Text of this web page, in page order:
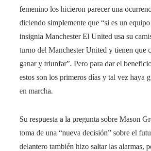
femenino los hicieron parecer una
diciendo simplemente que “si es un
insignia Manchester El United usa su
turno del Manchester United y tienen que
ganar y triunfar”. Pero para dar el
estos son los primeros días y tal vez haya
en marcha.
Su respuesta a la pregunta sobre Mason
toma de una “nueva decisión” sobre el
delantero también hizo saltar las alarmas,